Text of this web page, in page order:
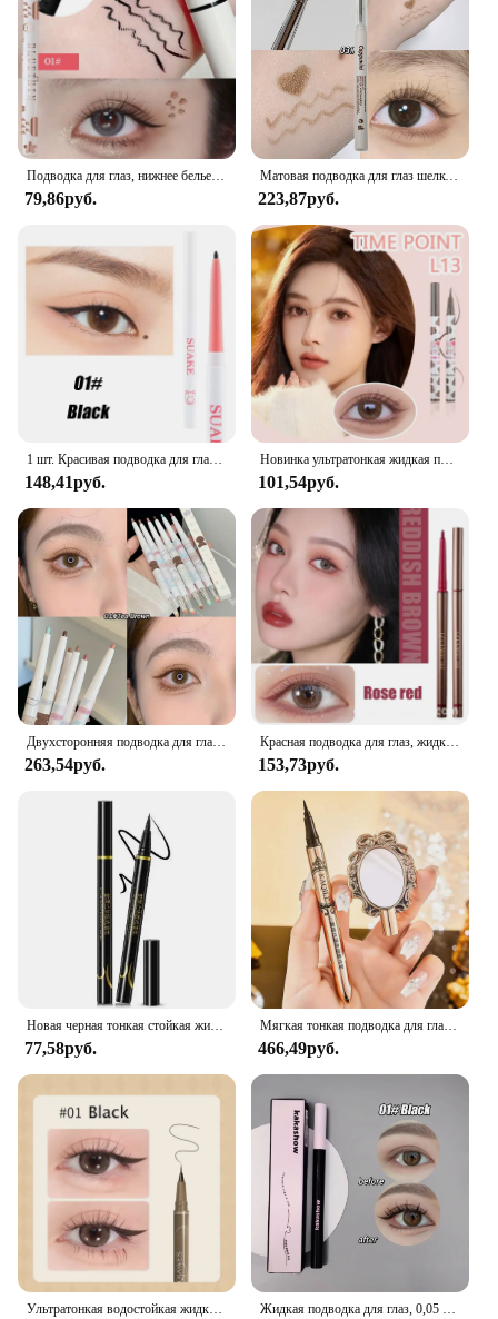
clients or customers.
79,86руб.
Матовая подводка для глаз шелкопряда, гелевая ручка, водостойкая, не цветущая, быстросохнущая подводка для глаз, карандаш для чая, коричневые тени для век, ручка для макияжа
223,87руб.
148,41руб.
Новинка ультратонкая жидкая подводка для глаз фиолетовые синие тени Карандаш корейский макияж для женщин быстросохнущая гладкая Лежащая шелковая ручка для ресниц
101,54руб.
Двухсторонняя подводка для глаз, египетская, искусственная гелевая ручка, быстросохнущая подводка для глаз из шелкопряда, карандаш, чайные коричневые тени для глаз, макияж
263,54руб.
Красная подводка для глаз, жидкая гелевая ручка, водостойкая, стойкая, быстросохнущая, Гладкий макияж, красивая матовая подводка для глаз, карандаш для глаз, косметика
153,73руб.
Новая черная тонкая стойкая жидкая подводка для глаз водная ручка водонепроницаемые быстросохнущие инструменты для макияжа
77,58руб.
Мягкая тонкая подводка для глаз карандаш с зеркалом быстросохнущая стойкая черная водостойкая Корейская подводка для глаз для макияжа
466,49руб.
Ультратонкая водостойкая жидкая подводка для глаз корейский макияж для женщин быстросохнущая гладкая подводка для глаз долговечная Нижняя ресница косметика Жидкая подводка для глаз, 0,05 мм, матовая гладкая быстросохнущая водостойкая ультратонкая подводка для глаз, зеркальная ручка, не размазывающаяся, корейский макияж